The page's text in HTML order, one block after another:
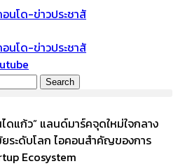
Search
ดแก้ว” แลนด์มาร์คจุดใหม่ใจกลาง
ระดับโลก ไอคอนสำคัญของการ
Ecosystem